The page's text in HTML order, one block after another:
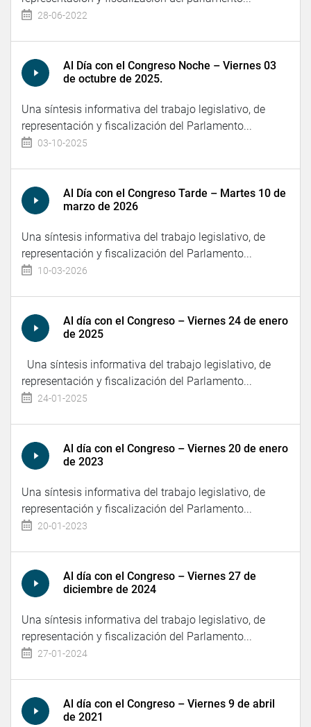
28-06-2022
Al Día con el Congreso Noche – Viernes 03
de octubre de 2025.
Una síntesis informativa del trabajo legislativo, de
representación y fiscalización del Parlamento...
03-10-2025
Al Día con el Congreso Tarde – Martes 10 de
marzo de 2026
Una síntesis informativa del trabajo legislativo, de
representación y fiscalización del Parlamento...
10-03-2026
Al día con el Congreso – Viernes 24 de enero
de 2025
Una síntesis informativa del trabajo legislativo, de
representación y fiscalización del Parlamento...
24-01-2025
Al día con el Congreso – Viernes 20 de enero
de 2023
Una síntesis informativa del trabajo legislativo, de
representación y fiscalización del Parlamento...
20-01-2023
Al día con el Congreso – Viernes 27 de
diciembre de 2024
Una síntesis informativa del trabajo legislativo, de
representación y fiscalización del Parlamento...
27-01-2024
Al día con el Congreso – Viernes 9 de abril
de 2021